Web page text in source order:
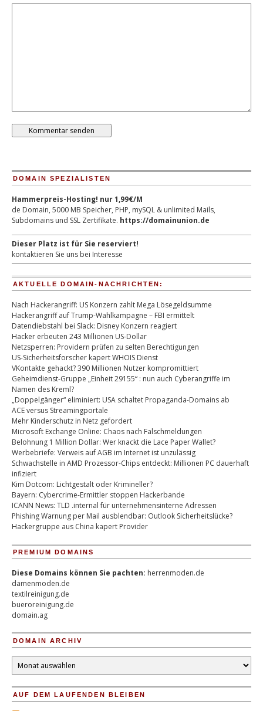
DOMAIN SPEZIALISTEN
Hammerpreis-Hosting! nur 1,99€/M
de Domain, 5000 MB Speicher, PHP, mySQL & unlimited Mails,
Subdomains und SSL Zertifikate. https://domainunion.de
Dieser Platz ist für Sie reserviert!
kontaktieren Sie uns bei Interesse
AKTUELLE DOMAIN-NACHRICHTEN:
Nach Hackerangriff: US Konzern zahlt Mega Lösegeldsumme
Hackerangriff auf Trump-Wahlkampagne – FBI ermittelt
Datendiebstahl bei Slack: Disney Konzern reagiert
Hacker erbeuten 243 Millionen US-Dollar
Netzsperren: Providern prüfen zu selten Berechtigungen
US-Sicherheitsforscher kapert WHOIS Dienst
VKontakte gehackt? 390 Millionen Nutzer kompromittiert
Geheimdienst-Gruppe „Einheit 29155“ : nun auch Cyberangriffe im
Namen des Kreml?
„Doppelgänger“ eliminiert: USA schaltet Propaganda-Domains ab
ACE versus Streamingportale
Mehr Kinderschutz in Netz gefordert
Microsoft Exchange Online: Chaos nach Falschmeldungen
Belohnung 1 Million Dollar: Wer knackt die Lace Paper Wallet?
Werbebriefe: Verweis auf AGB im Internet ist unzulässig
Schwachstelle in AMD Prozessor-Chips entdeckt: Millionen PC dauerhaft
infiziert
Kim Dotcom: Lichtgestalt oder Krimineller?
Bayern: Cybercrime-Ermittler stoppen Hackerbande
ICANN News: TLD .internal für unternehmensinterne Adressen
Phishing Warnung per Mail ausblendbar: Outlook Sicherheitslücke?
Hackergruppe aus China kapert Provider
PREMIUM DOMAINS
Diese Domains können Sie pachten: herrenmoden.de
damenmoden.de
textilreinigung.de
bueroreinigung.de
domain.ag
DOMAIN ARCHIV
Domain
Archiv
AUF DEM LAUFENDEN BLEIBEN